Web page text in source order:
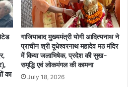
का
गाजियाबाद मुख्यमंत्री योगी आदित्यनाथ ने
प्राचीन श्री दूधेश्वरनाथ महादेव मठ मंदिर
में किया जलाभिषेक, प्रदेश की सुख-
समृद्धि एवं लोकमंगल की कामना
July 18, 2026